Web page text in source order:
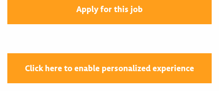
Apply for this job
Click here to enable personalized experience